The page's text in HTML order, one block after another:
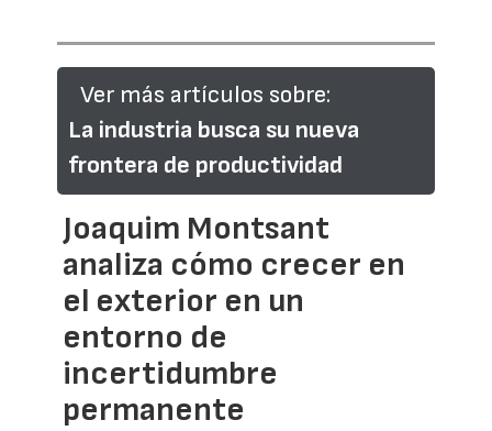
Ver más artículos sobre:
La industria busca su nueva
frontera de productividad
Joaquim Montsant
analiza cómo crecer en
el exterior en un
entorno de
incertidumbre
permanente